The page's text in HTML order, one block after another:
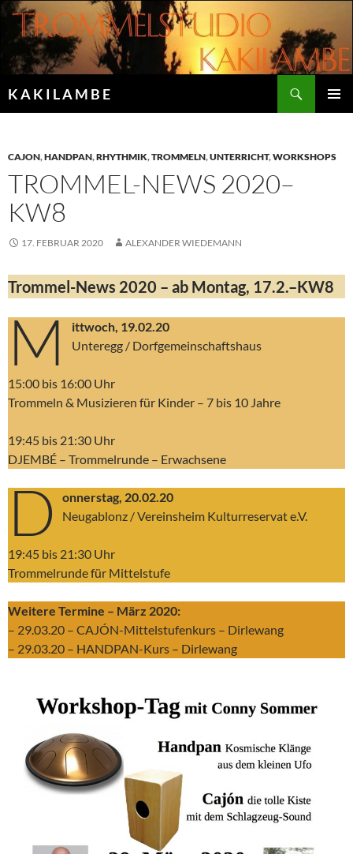
Zum
Inhalt
springen
K A K I L A M B E
CAJON,HANDPAN,RHYTHMIK,TROMMELN,UNTERRICHT,WORKSHOPS
TROMMEL-NEWS 2020–
KW8
17. FEBRUAR 2020 ALEXANDER WIEDEMANN
Trommel-News 2020 – ab Montag, 17.2.–KW8
M ittwoch, 19.02.20
Unteregg / Dorfgemeinschaftshaus
15:00 bis 16:00 Uhr
Trommeln & Musizieren für Kinder – 7 bis 10 Jahre
19:45 bis 21:30 Uhr
DJEMBÉ – Trommelrunde – Erwachsene
D onnerstag, 20.02.20
Neugablonz / Vereinsheim Kulturreservat e.V.
19:45 bis 21:30 Uhr
Trommelrunde für Mittelstufe
Weitere Termine – März 2020:
– 29.03.20 – CAJÓN-Mittelstufenkurs – Dirlewang
– 29.03.20 – HANDPAN-Kurs – Dirlewang